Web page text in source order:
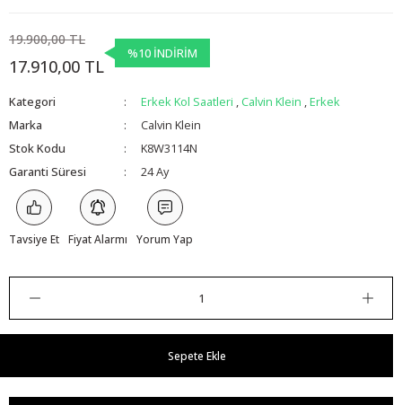
19.900,00 TL
17.910,00 TL
%10 İNDİRİM
Kategori Erkek Kol Saatleri , Calvin Klein ,Erkek
Marka
Calvin Klein
Stok Kodu
K8W3114N
Garanti Süresi
24 Ay
Tavsiye Et Fiyat Alarmı Yorum Yap
Sepete Ekle